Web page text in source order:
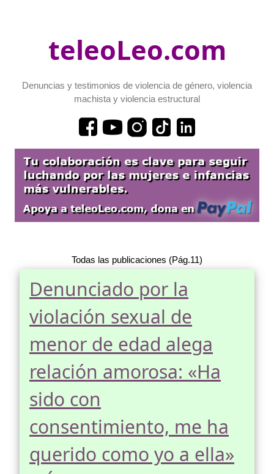
teleoLeo.com
Denuncias y testimonios de violencia de género, violencia
machista y violencia estructural
Todas las publicaciones (Pág.11)
Denunciado por la
violación sexual de
menor de edad alega
relación amorosa: «Ha
sido con
consentimiento, me ha
querido como yo a ella»